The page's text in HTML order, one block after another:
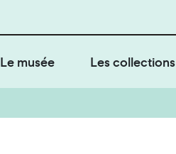
Le musée Les collections